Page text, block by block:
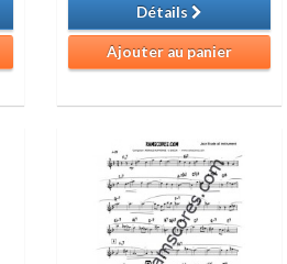
Détails
Ajouter au panier